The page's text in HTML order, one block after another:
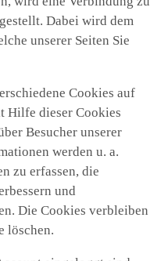
Dabei wird dem
unserer Seiten Sie
Cookies auf
Hilfe dieser Cookies
Besucher unserer
werden u. a.
zu erfassen, die
und
Die Cookies verbleiben
löschen.